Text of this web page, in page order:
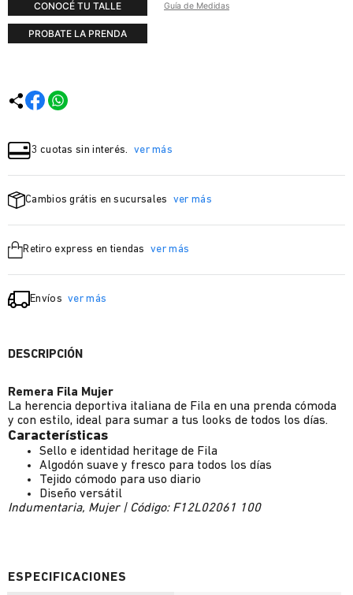
CONOCÉ TU TALLE Guía de Medidas
PROBATE LA PRENDA
3 cuotas sin interés. ver más
Cambios grátis en sucursales ver más
Retiro express en tiendas ver más
Envíos ver más
DESCRIPCIÓN
Remera Fila Mujer
La herencia deportiva italiana de Fila en una prenda cómoda
y con estilo, ideal para sumar a tus looks de todos los días.
Características
Sello e identidad heritage de Fila
Algodón suave y fresco para todos los días
Tejido cómodo para uso diario
Diseño versátil
Indumentaria, Mujer | Código: F12L02061 100